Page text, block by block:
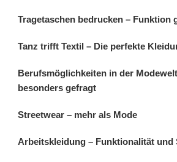
Tragetaschen bedrucken – Funktion
Tanz trifft Textil – Die perfekte
Berufsmöglichkeiten in der
besonders gefragt
Streetwear – mehr als Mode
Arbeitskleidung – Funktionalität und